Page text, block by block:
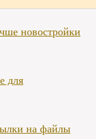
новостройки
для
на файлы